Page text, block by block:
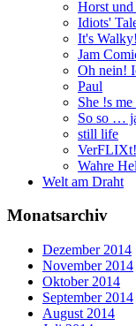
Horst
Idiots'
It's Walky!
Jam
Oh nein!
Paul
She !s
So so …
still life
VerFLIXt!
Wahre
Welt am Draht
Monatsarchiv
Dezember 2014
November 2014
Oktober 2014
September 2014
August 2014